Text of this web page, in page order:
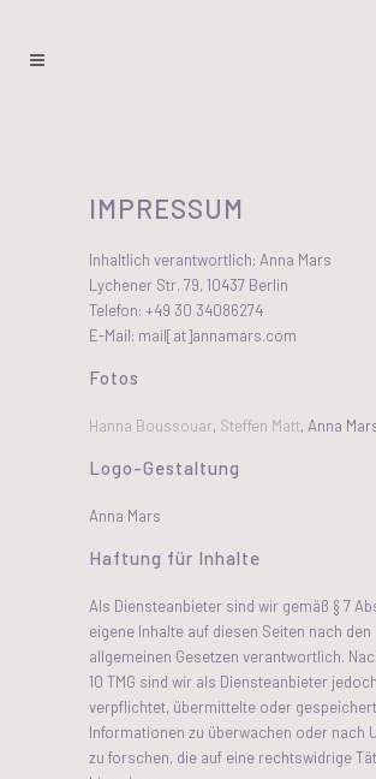
IMPRESSUM
Inhaltlich verantwortlich: Anna Mars
Lychener Str. 79, 10437 Berlin
Telefon: +49 30 34086274
E-Mail: mail[at]annamars.com
Fotos
Hanna Boussouar, Steffen Matt, Anna
Logo-Gestaltung
Anna Mars
Haftung für Inhalte
Als Diensteanbieter sind wir gemäß § 7
eigene Inhalte auf diesen Seiten nach den
allgemeinen Gesetzen verantwortlich.
10 TMG sind wir als Diensteanbieter
verpflichtet, übermittelte oder
Informationen zu überwachen oder nach
zu forschen, die auf eine rechtswidrige